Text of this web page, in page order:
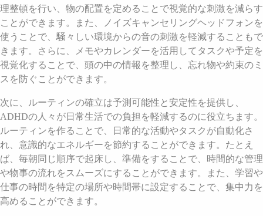
理整頓を行い、物の配置を定めることで視覚的な刺激を減らす
ことができます。また、ノイズキャンセリングヘッドフォンを
使うことで、騒々しい環境からの音の刺激を軽減することもで
きます。さらに、メモやカレンダーを活用してタスクや予定を
視覚化することで、頭の中の情報を整理し、忘れ物や約束のミ
スを防ぐことができます。
次に、ルーティンの確立は予測可能性と安定性を提供し、
ADHDの人々が日常生活での負担を軽減するのに役立ちます。
ルーティンを作ることで、日常的な活動やタスクが自動化さ
れ、意識的なエネルギーを節約することができます。たとえ
ば、毎朝同じ順序で起床し、準備をすることで、時間的な管理
や物事の流れをスムーズにすることができます。また、学習や
仕事の時間を特定の場所や時間帯に設定することで、集中力を
高めることができます。